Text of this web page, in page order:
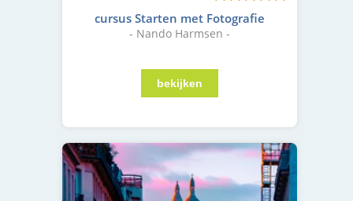
cursus Starten met Fotografie
- Nando Harmsen -